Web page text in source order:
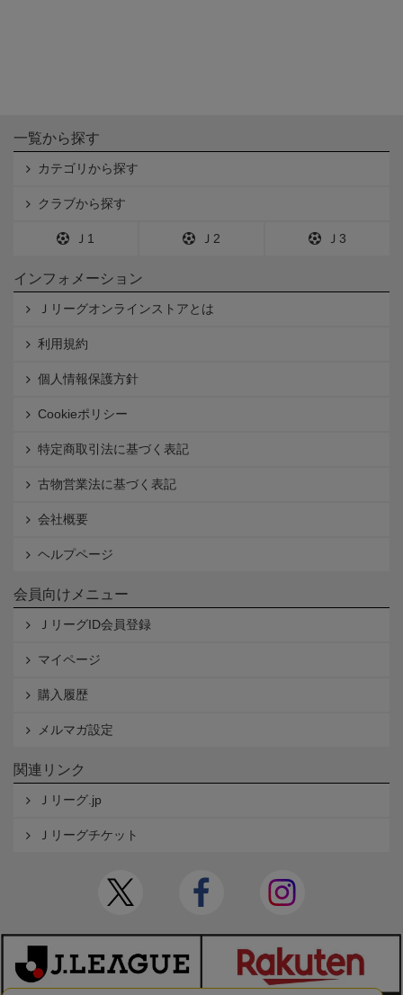
一覧から探す
カテゴリから探す
クラブから探す
Ｊ1 Ｊ2 Ｊ3
インフォメーション
Ｊリーグオンラインストアとは
利用規約
個人情報保護方針
Cookieポリシー
特定商取引法に基づく表記
古物営業法に基づく表記
会社概要
ヘルプページ
会員向けメニュー
ＪリーグID会員登録
マイページ
購入履歴
メルマガ設定
関連リンク
Ｊリーグ.jp
Ｊリーグチケット